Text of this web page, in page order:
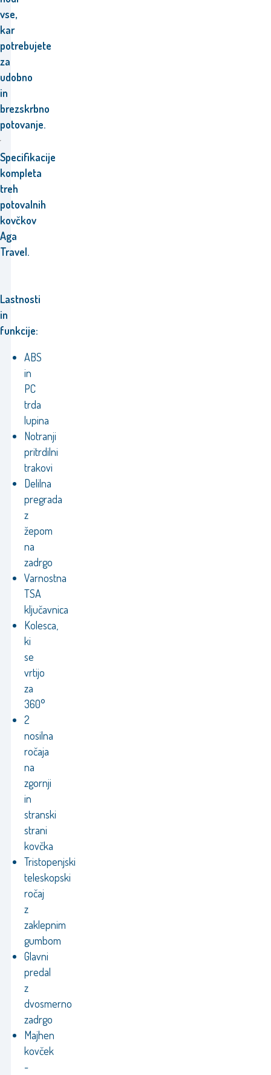
vse,
kar
potrebujete
za
udobno
in
brezskrbno
potovanje.
Specifikacije
kompleta
treh
potovalnih
kovčkov
Aga
Travel.
Lastnosti
in
funkcije:
ABS
in
PC
trda
lupina
Notranji
pritrdilni
trakovi
Delilna
pregrada
z
žepom
na
zadrgo
Varnostna
TSA
ključavnica
Kolesca,
ki
se
vrtijo
za
360°
2
nosilna
ročaja
na
zgornji
in
stranski
strani
kovčka
Tristopenjski
teleskopski
ročaj
z
zaklepnim
gumbom
Glavni
predal
z
dvosmerno
zadrgo
Majhen
kovček
-